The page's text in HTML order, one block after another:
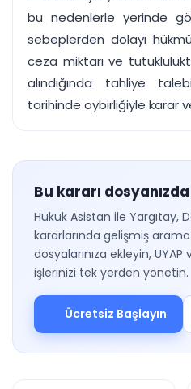
bu nedenlerle yerinde
sebeplerden dolayı
ceza miktarı ve
alındığında tahliye
tarihinde oybirliğiyle karar
Bu kararı
Hukuk Asistan ile Yargıtay,
kararlarında gelişmiş arama
dosyalarınıza ekleyin,
işlerinizi tek yerden yönetin.
Ücretsiz Başlayın